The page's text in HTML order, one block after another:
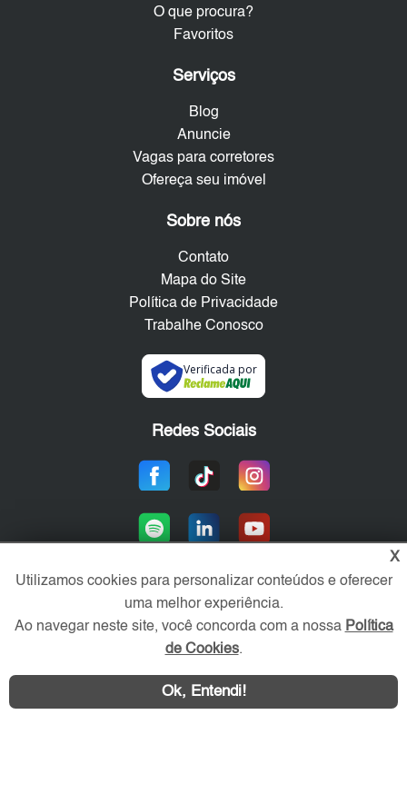
WhatsApp Contatar
O que procura?
Favoritos
Serviços
Blog
Anuncie
Vagas para corretores
Ofereça seu imóvel
Sobre nós
Contato
Mapa do Site
Política de Privacidade
Trabalhe Conosco
Verificada por
Redes Sociais
Área exclusiva aos anunciantes,
acesse sua conta:
X
Utilizamos cookies para personalizar conteúdos e oferecer
uma melhor experiência.
Ao navegar neste site, você concorda com a nossa Política
de Cookies.
Ok, Entendi!